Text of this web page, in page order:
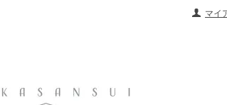
マイ